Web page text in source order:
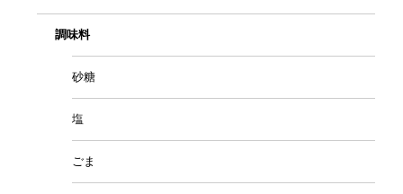
調味料
砂糖
塩
ごま